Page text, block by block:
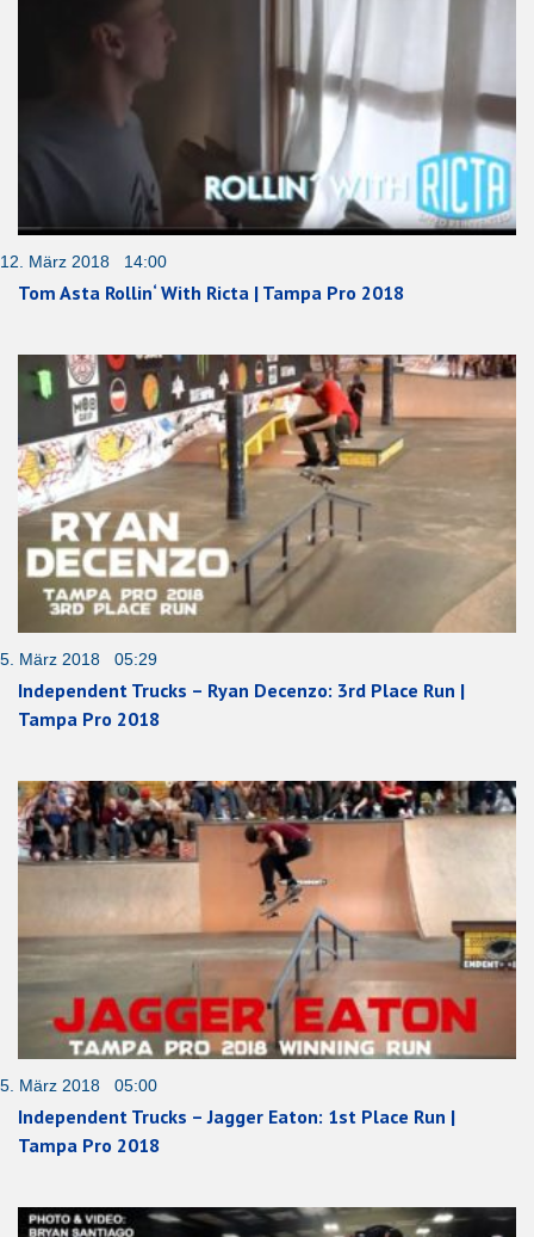
12. März 2018 14:00
Tom Asta Rollin‘ With Ricta | Tampa Pro 2018
5. März 2018 05:29
Independent Trucks – Ryan Decenzo: 3rd Place Run |
Tampa Pro 2018
5. März 2018 05:00
Independent Trucks – Jagger Eaton: 1st Place Run |
Tampa Pro 2018